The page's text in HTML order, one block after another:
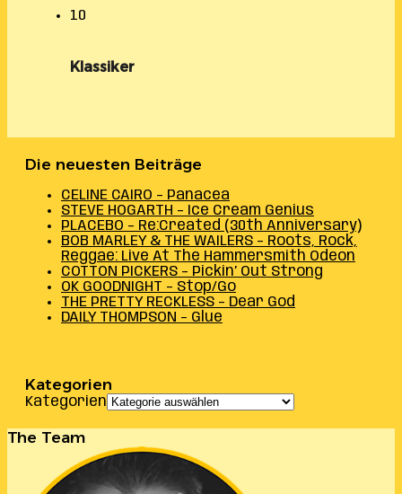
10
Klassiker
Die neuesten Beiträge
CELINE CAIRO – Panacea
STEVE HOGARTH – Ice Cream Genius
PLACEBO – Re:Created (30th Anniversary)
BOB MARLEY & THE WAILERS – Roots, Rock,
Reggae: Live At The Hammersmith Odeon
COTTON PICKERS – Pickin’ Out Strong
OK GOODNIGHT – Stop/Go
THE PRETTY RECKLESS – Dear God
DAILY THOMPSON – Glue
Kategorien
Kategorien
The Team